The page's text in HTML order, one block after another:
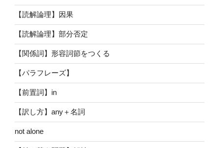
【読解論理】因果
【読解論理】部分否定
【関係詞】形容詞節をつくる
【パラフレーズ】
【前置詞】in
【訳し方】any＋名詞
not alone